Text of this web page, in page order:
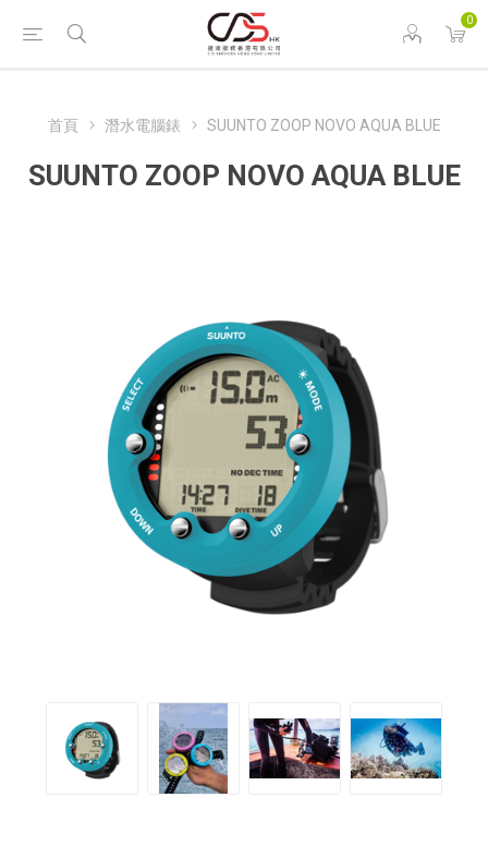
0
首頁 潛水電腦錶 SUUNTO ZOOP NOVO AQUA BLUE
SUUNTO ZOOP NOVO AQUA BLUE